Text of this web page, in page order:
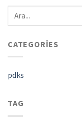
CATEGORIES
pdks
TAG